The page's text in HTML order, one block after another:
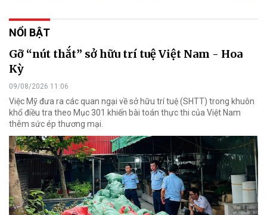
NỔI BẬT
Gỡ “nút thắt” sở hữu trí tuệ Việt Nam - Hoa
Kỳ
09/08/2026 11:06
Việc Mỹ đưa ra các quan ngại về sở hữu trí tuệ (SHTT) trong khuôn
khổ điều tra theo Mục 301 khiến bài toán thực thi của Việt Nam
thêm sức ép thương mại.